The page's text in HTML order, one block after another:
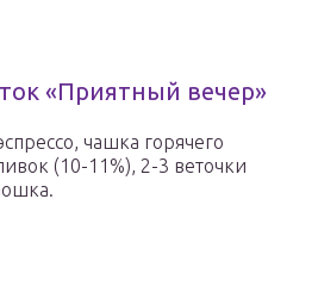
«Приятный вечер»
чашка горячего
(10-11%), 2-3 веточки